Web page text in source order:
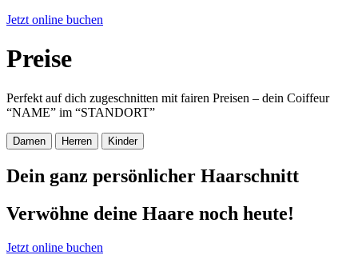
Jetzt online buchen
Preise
Perfekt auf dich zugeschnitten mit fairen Preisen – dein Coiffeur
“NAME” im “STANDORT”
Damen Herren Kinder
Dein ganz persönlicher Haarschnitt
Verwöhne deine Haare noch heute!
Jetzt online buchen